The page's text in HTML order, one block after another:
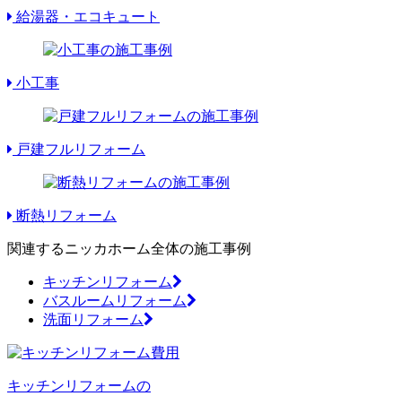
給湯器・エコキュート
小工事
戸建フルリフォーム
断熱リフォーム
関連するニッカホーム全体の施工事例
キッチンリフォーム
バスルームリフォーム
洗面リフォーム
キッチンリフォームの